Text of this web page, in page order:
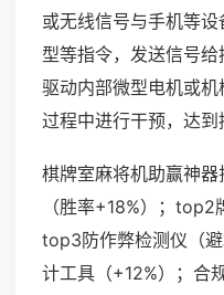
或无线信号与手机等
型等指令，发送信号
驱动内部微型电机或
过程中进行干预，达到
棋牌室麻将机助赢神
（胜率+18%）；top2
top3防作弊检测仪（
计工具（+12%）；合